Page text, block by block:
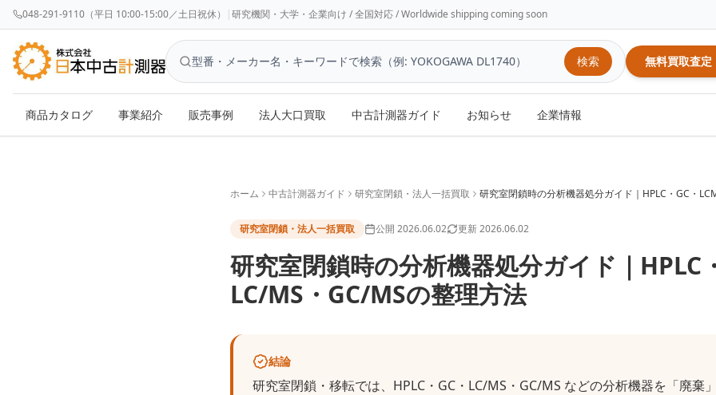
048-291-9110（平日 10:00-15:00／土日祝休） |研究機関・大学・企業向け / 全国対応 / Worldwide shipping coming soon
検索 無料買取査定
商品カタログ 事業紹介 販売事例 法人大口買取 中古計測器ガイド お知らせ 企業情報
ホーム 中古計測器ガイド 研究室閉鎖・法人一括買取 研究室閉鎖時の分析機器処分ガイド｜HPLC・GC・
研究室閉鎖・法人一括買取 公開 2026.06.02 更新2026.06.02
研究室閉鎖時の分析機器処分ガイド｜HPLC
LC/MS・GC/MSの整理方法
結論
研究室閉鎖・移転では、HPLC・GC・LC/MS・GC/MS などの分析機器を「廃棄